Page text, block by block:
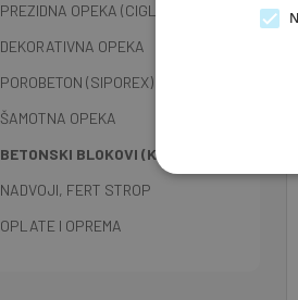
PREZIDNA OPEKA (CIGLA)
DEKORATIVNA OPEKA
POROBETON (SIPOREX)
ŠAMOTNA OPEKA
BETONSKI BLOKOVI (KVADRI)
NADVOJI, FERT STROP
OPLATE I OPREMA